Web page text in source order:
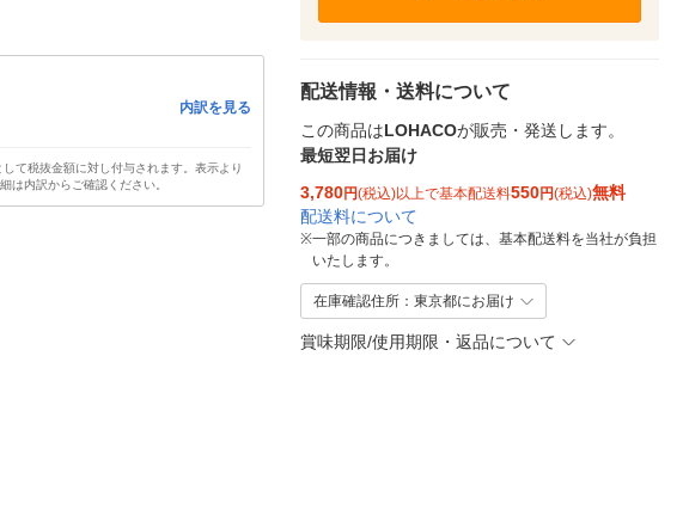
内訳を見る
て税抜金額に対し付与されます。表示より
は内訳からご確認ください。
配送情報・送料について
この商品はLOHACOが販売・発送します。
最短翌日お届け
3,780円(税込)以上で基本配送料550円(税込)無料
配送料について
※一部の商品につきましては、基本配送料を当社が負担
いたします。
在庫確認住所：東京都にお届け
賞味期限/使用期限・返品について